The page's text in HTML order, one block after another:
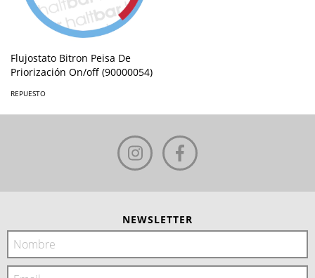
Flujostato Bitron Peisa De
Priorización On/off (90000054)
REPUESTO
NEWSLETTER